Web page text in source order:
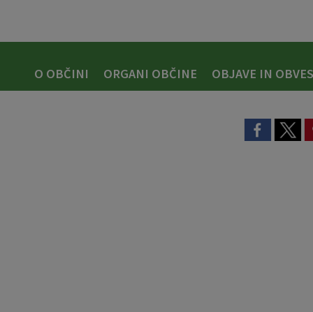
O OBČINI ORGANI OBČINE OBJAVE IN